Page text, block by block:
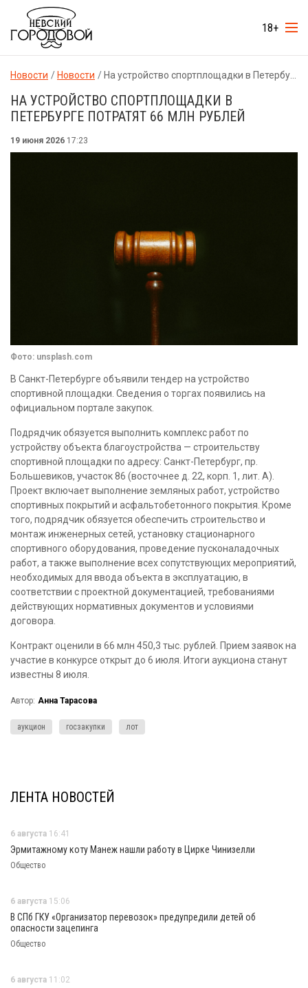
18+
Новости Новости На устройство спортплощадки в Петербурге потратят 66 млн рублей
НА УСТРОЙСТВО СПОРТПЛОЩАДКИ В
ПЕТЕРБУРГЕ ПОТРАТЯТ 66 МЛН РУБЛЕЙ
19 июня 2026 17:23
Фото: unsplash.com
В Санкт-Петербурге объявили тендер на устройство
спортивной площадки. Сведения о торгах появились на
официальном портале закупок.
Подрядчик обязуется выполнить комплекс работ по
устройству объекта благоустройства — строительству
спортивной площадки по адресу: Санкт-Петербург, пр.
Большевиков, участок 86 (восточнее д. 22, корп. 1, лит. А).
Проект включает выполнение земляных работ, устройство
спортивных покрытий и асфальтобетонного покрытия. Кроме
того, подрядчик обязуется обеспечить строительство и
монтаж инженерных сетей, установку стационарного
спортивного оборудования, проведение пусконаладочных
работ, а также выполнение всех сопутствующих мероприятий,
необходимых для ввода объекта в эксплуатацию, в
соответствии с проектной документацией, требованиями
действующих нормативных документов и условиями
договора.
Контракт оценили в 66 млн 450,3 тыс. рублей. Прием заявок на
участие в конкурсе открыт до 6 июля. Итоги аукциона станут
известны 8 июля.
Автор: Анна Тарасова
аукцион госзакупки лот
ЛЕНТА НОВОСТЕЙ
6 августа 16:41
Эрмитажному коту Манеж нашли работу в Цирке Чинизелли
Общество
6 августа 15:06
В СПб ГКУ «Организатор перевозок» предупредили детей об
опасности зацепинга
Общество
6 августа 11:02